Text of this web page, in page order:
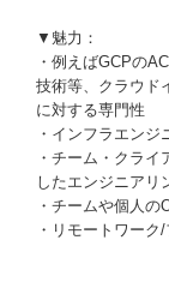
▼魅力：
・例えばGCPの
技術等、クラウド
に対する専門性
・インフラエン
・チーム・クラ
したエンジニアリ
・チームや個人
・リモートワー